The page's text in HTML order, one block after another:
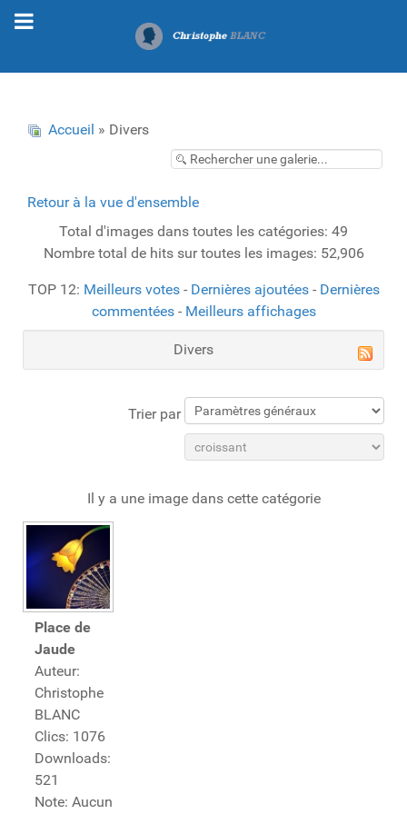
Accueil » Divers
Retour à la vue d'ensemble
Total d'images dans toutes les catégories: 49
Nombre total de hits sur toutes les images: 52,906
TOP 12: Meilleurs votes- Dernières ajoutées- Dernières
commentées- Meilleurs affichages
Divers
Trier par
Il y a une image dans cette catégorie
Place de
Jaude
Auteur:
Christophe
BLANC
Clics: 1076
Downloads:
521
Note: Aucun